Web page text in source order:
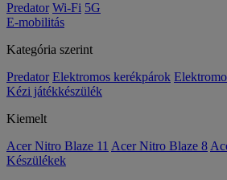
Predator Wi-Fi 5G
E-mobilitás
Kategória szerint
Predator Elektromos kerékpárok
Kézi játékkészülék
Kiemelt
Acer Nitro Blaze 11 Acer Nitro Blaze 8
Készülékek